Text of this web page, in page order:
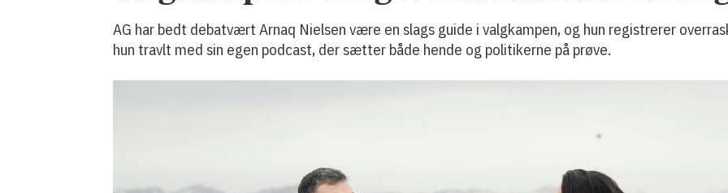
AG har bedt debatvært Arnaq Nielsen være en slags guide i valgkampen, og hun registrerer
hun travlt med sin egen podcast, der sætter både hende og politikerne på prøve.